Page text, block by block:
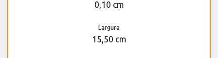
0,10 cm
Largura
15,50 cm